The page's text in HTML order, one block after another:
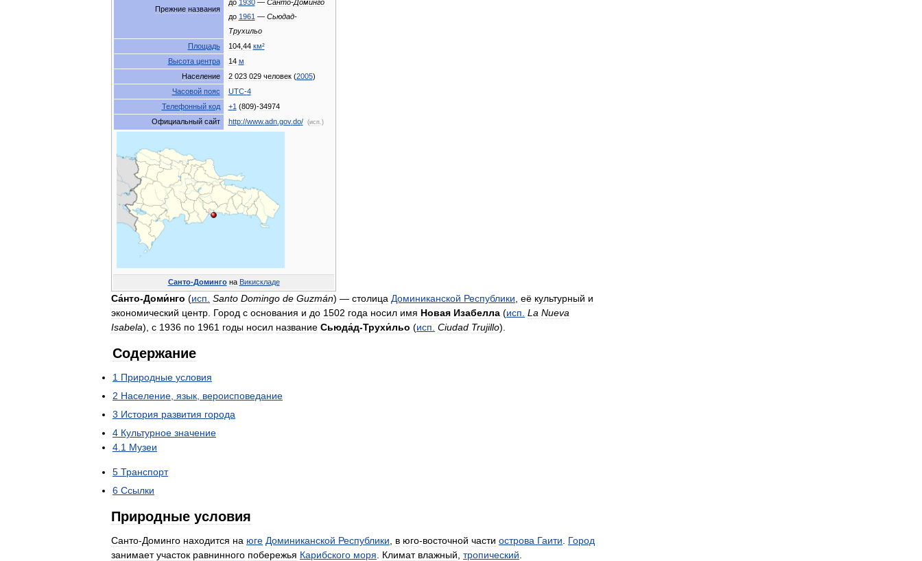
Прежние названия
до 1930— Санто-Доминго
до 1961 — Сьюдад-
Трухильо
Площадь
104, 44 км²
Высота центра 14 м
Население
2 023 029 человек(2005)
Часовой пояс UTC-4
Телефонный код +1 (809)-34974
Официальный сайт http://www.adn. gov.do/ (исп.)
Санто-Доминго на Викискладе
Са́нто-Доми́нго (исп Santo Domingo de Guzmán) — столица Доминиканской Республики её культурный и
экономический центр Город с основания и до 1502 года носил имя Новая Изабелла (исп La Nueva
Isabela), с 1936 по 1961 годы носил название Сьюда́д-Трухи́льо (исп Ciudad Trujillo).
Содержание
1 Природные условия
2 Население язык вероисповедание
3 История развития города
4 Культурное значение
4 1 Музеи
5 Транспорт
6 Ссылки
Природные условия
Санто-Доминго находится на юге Доминиканской Республики в юго-восточной части острова Гаити
Город
занимает участок равнинного побережья Карибского моря Климат влажный тропический